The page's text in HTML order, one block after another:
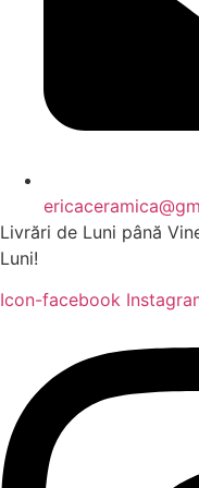
Livrări de Luni până
Luni!
Icon-facebook